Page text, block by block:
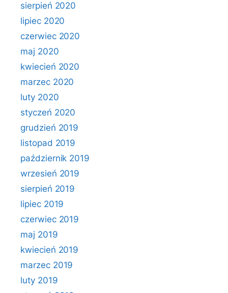
sierpień 2020
lipiec 2020
czerwiec 2020
maj 2020
kwiecień 2020
marzec 2020
luty 2020
styczeń 2020
grudzień 2019
listopad 2019
październik 2019
wrzesień 2019
sierpień 2019
lipiec 2019
czerwiec 2019
maj 2019
kwiecień 2019
marzec 2019
luty 2019